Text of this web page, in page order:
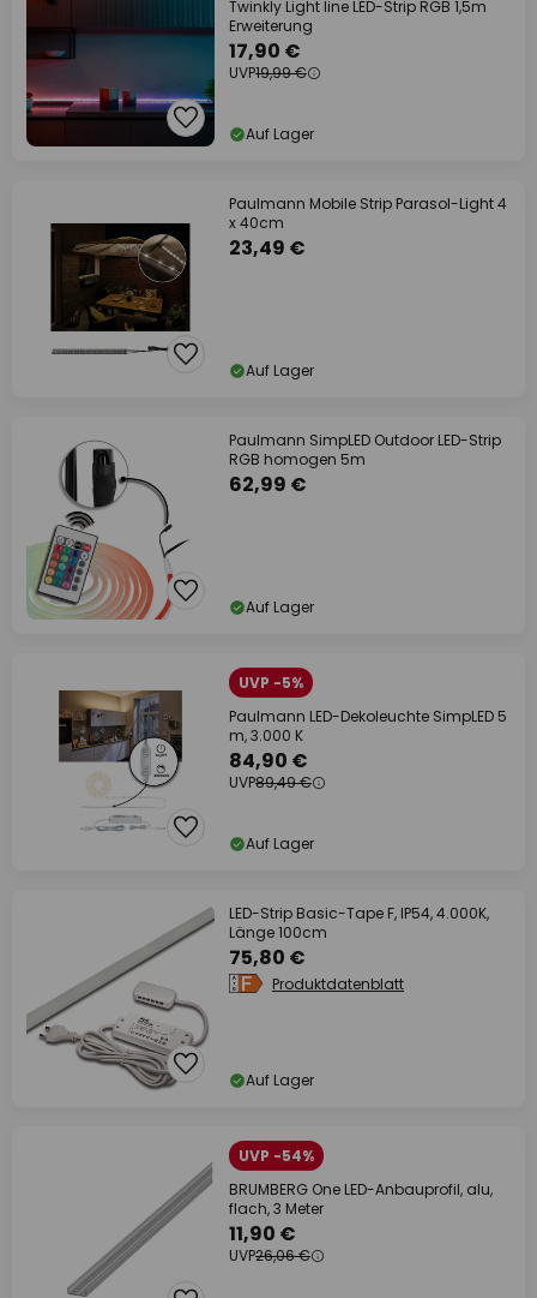
Twinkly Light line LED-Strip RGB 1,5m
Erweiterung
17,90 €
UVP19,99 €
Auf Lager
Paulmann Mobile Strip Parasol-Light 4
x 40cm
23,49 €
Auf Lager
Paulmann SimpLED Outdoor LED-Strip
RGB homogen 5m
62,99 €
Auf Lager
UVP -5%
Paulmann LED-Dekoleuchte SimpLED 5
m, 3.000 K
84,90 €
UVP89,49 €
Auf Lager
LED-Strip Basic-Tape F, IP54, 4.000K,
Länge 100cm
75,80 €
Produktdatenblatt
Auf Lager
UVP -54%
BRUMBERG One LED-Anbauprofil, alu,
flach, 3 Meter
11,90 €
UVP26,06 €